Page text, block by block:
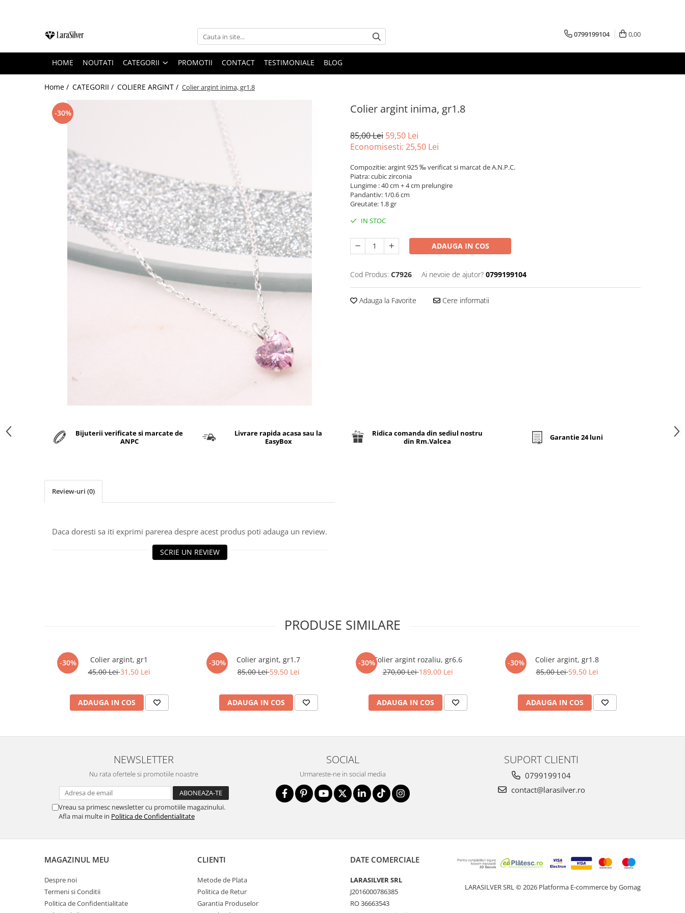
CATEGORII
CERCEI ARGINT
COLIERE ARGINT
LANTISOARE ARGINT
CRUCIULITE SI ICONITE ARGINT
VERIGHETE ARGINT
BIJUTERII ARGINT PENTRU COPII
BIJUTERII ARGINT PENTRU BARBATI
marimea 61
marimea 65
SETURI ARGINT
marimea 62
0799199104 0,00
HOME NOUTATI CATEGORII PROMOTII CONTACT TESTIMONIALE BLOG
Home / CATEGORII / COLIERE ARGINT / Colier argint inima, gr1.8
Colier argint inima, gr1.8
-30%
85,00 Lei 59,50 Lei
Economisesti: 25,50 Lei
Compozitie: argint 925 ‰ verificat si marcat de A.N.P.C.
Piatra: cubic zirconia
Lungime : 40 cm + 4 cm prelungire
Pandantiv: 1/0.6 cm
Greutate: 1.8 gr
IN STOC
ADAUGA IN COS
Cod Produs: C7926 Ai nevoie de ajutor? 0799199104
Adauga la Favorite Cere informatii
Bijuterii verificate si marcate de
ANPC
Livrare rapida acasa sau la
EasyBox
Ridica comanda din sediul nostru
din Rm.Valcea
Garantie 24 luni
Review-uri (0)
Daca doresti sa iti exprimi parerea despre acest produs poti adauga un review.
SCRIE UN REVIEW
PRODUSE SIMILARE
-30%
Colier argint, gr1
45,00 Lei31,50 Lei
ADAUGA IN COS
-30%
Colier argint, gr1.7
85,00 Lei59,50 Lei
ADAUGA IN COS
-30%Colier argint rozaliu, gr6.6
270,00 Lei189,00 Lei
ADAUGA IN COS
-30%
Colier argint, gr1.8
85,00 Lei59,50 Lei
ADAUGA IN COS
NEWSLETTER
Nu rata ofertele si promotiile noastre
Vreau sa primesc newsletter cu promotiile magazinului.
Afla mai multe in Politica de Confidentialitate
SOCIAL
Urmareste-ne in social media
SUPORT CLIENTI
0799199104
contact@larasilver.ro
MAGAZINUL MEU
Despre noi
Termeni si Conditii
Politica de Confidentialitate
CLIENTI
Metode de Plata
Politica de Retur
Garantia Produselor
DATE COMERCIALE
LARASILVER SRL
J2016000786385
RO 36663543
LARASILVER SRL © 2026 Platforma E-commerce by Gomag